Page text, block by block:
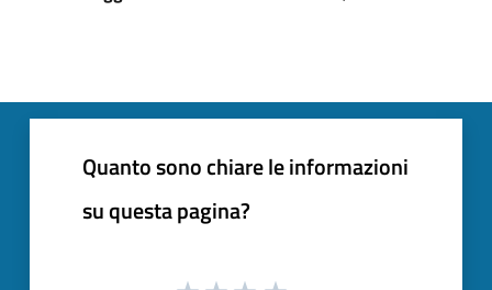
Quanto sono chiare le informazioni
su questa pagina?